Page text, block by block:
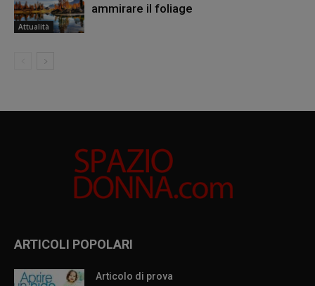
Attualità
ammirare il foliage
ARTICOLI POPOLARI
Articolo di prova